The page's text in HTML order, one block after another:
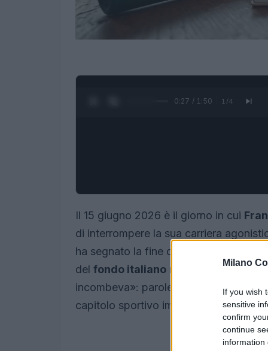
Milano
If you wish
sensitive
confirm
continue
information
0:28 / 1:50 1 /4
Il 15 giugno 2026 è il giorno in cui
di interrompere la sua carriera
ha segnato la fine di un percorso che
del fondo italiano nell’ultimo
incombeva»: parole che fotografano
capitolo sportivo importante.